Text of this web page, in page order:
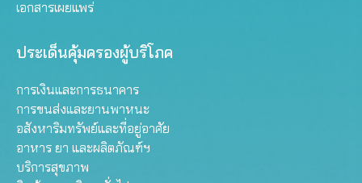
เอกสารเผยแพร่
ประเด็นคุ้มครองผู้บริโภค
การเงินและการธนาคาร
การขนส่งและยานพาหนะ
อสังหาริมทรัพย์และที่อยู่อาศัย
อาหาร ยา และผลิตภัณฑ์ฯ
บริการสุขภาพ